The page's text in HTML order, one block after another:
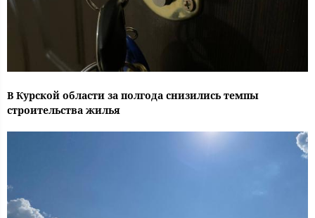
В Курской области за полгода снизились темпы
строительства жилья